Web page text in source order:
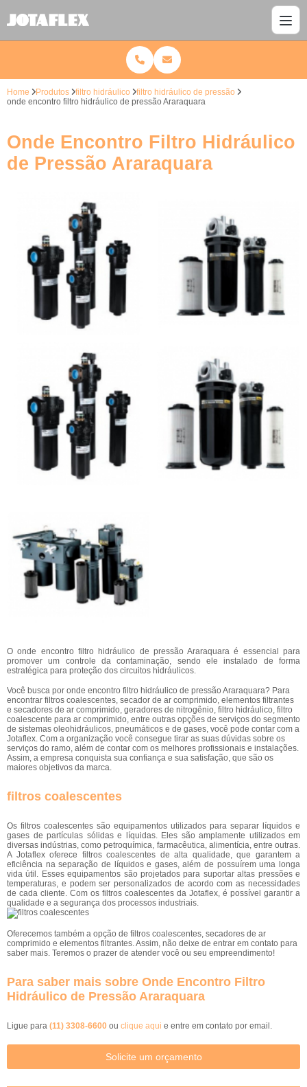
Home Produtos filtro hidráulico
filtro hidráulico de pressão
onde encontro filtro hidráulico de pressão Araraquara
Onde Encontro Filtro Hidráulico
de Pressão Araraquara
O onde encontro filtro hidráulico de pressão Araraquara é essencial para
promover um controle da contaminação, sendo ele instalado de forma
estratégica para proteção dos circuitos hidráulicos.
Você busca por onde encontro filtro hidráulico de pressão Araraquara? Para
encontrar filtros coalescentes, secador de ar comprimido, elementos filtrantes
e secadores de ar comprimido, geradores de nitrogênio, filtro hidráulico, filtro
coalescente para ar comprimido, entre outras opções de serviços do segmento
de sistemas oleohidráulicos, pneumáticos e de gases, você pode contar com a
Jotaflex. Com a organização você consegue tirar as suas dúvidas sobre os
serviços do ramo, além de contar com os melhores profissionais e instalações.
Assim, a empresa conquista sua confiança e sua satisfação, que são os
maiores objetivos da marca.
filtros coalescentes
Os filtros coalescentes são equipamentos utilizados para separar líquidos e
gases de partículas sólidas e líquidas. Eles são amplamente utilizados em
diversas indústrias, como petroquímica, farmacêutica, alimentícia, entre outras.
A Jotaflex oferece filtros coalescentes de alta qualidade, que garantem a
eficiência na separação de líquidos e gases, além de possuírem uma longa
vida útil. Esses equipamentos são projetados para suportar altas pressões e
temperaturas, e podem ser personalizados de acordo com as necessidades
de cada cliente. Com os filtros coalescentes da Jotaflex, é possível garantir a
qualidade e a segurança dos processos industriais.
Oferecemos também a opção de filtros coalescentes, secadores de ar
comprimido e elementos filtrantes. Assim, não deixe de entrar em contato para
saber mais. Teremos o prazer de atender você ou seu empreendimento!
Para saber mais sobre Onde Encontro Filtro
Hidráulico de Pressão Araraquara
Ligue para (11) 3308-6600 ou clique aqui e entre em contato por email.
Solicite um orçamento